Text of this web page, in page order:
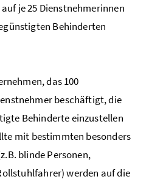
je 25 Dienstnehmerinnen
Behinderten
das 100
beschäftigt, die
Behinderte einzustellen
mit bestimmten besonders
z.B. blinde Personen,
werden auf die